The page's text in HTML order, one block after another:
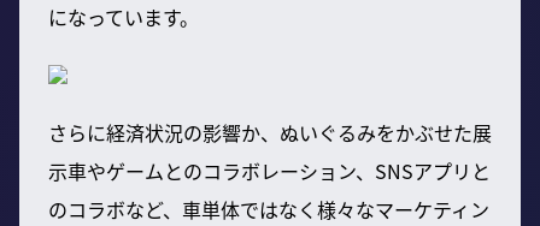
になっています。
さらに経済状況の影響か、ぬいぐるみをかぶせた展
示車やゲームとのコラボレーション、SNSアプリと
のコラボなど、車単体ではなく様々なマーケティン